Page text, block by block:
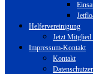
Helfervereinigung
Jetzt Mitglied
Impressum-Kontakt
Kontakt